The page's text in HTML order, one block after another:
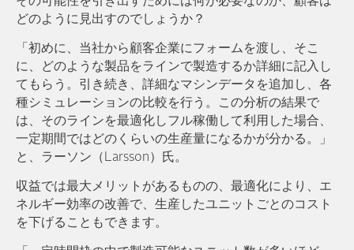
どのように見出すのでしょうか？
「初めに、当社から顧客企業にフォームを渡し、そこ
に、どのような製品をラインで製造するか詳細に記入し
てもらう。引き続き、詳細なマシンデータを追加し、各
種シミュレーションの比較を行う。この分析の結果で
は、そのラインを最適化しフル稼働して利用した場合、
一定期間ではどのくらいの生産量になるかが分かる。」
と、ラーソン（Larsson）氏。
収益では最大メリットがあるものの、最適化により、エ
ネルギー効率の改善で、生産したユニットごとのコスト
を下げることもできます。